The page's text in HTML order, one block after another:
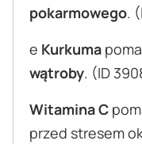
pokarmowego.
e Kurkuma
wątroby. (ID
Witamina C
przed stresem